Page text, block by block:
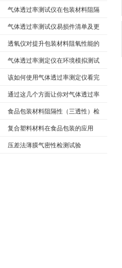
及标准物质的选择
气体透过率测试仪在包装材料阻隔
性评价中的试验流程
气体透过率测试仪易损件清单及更
换流程
透氧仪对提升包装材料阻氧性能的
影响气体透过率测定仪在环境模拟测试
中的应用
该如何使用气体透过率测定仪看完
本篇你就知道了
通过这几个方面让你对气体透过率
测定仪有更深的了解
食品包装材料阻隔性（三透性）检
测标准
复合塑料材料在食品包装的应用
压差法薄膜气密性检测试验